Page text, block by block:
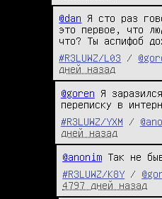
@dan Я сто раз
это первое, что
что? Ты аспифоб
#R3LUWZ/L03
/
дней назад
@goren Я
переписку в
#R3LUWZ/YXM
/
дней назад
@anonim Так не
#R3LUWZ/K8Y
/
4797 дней назад